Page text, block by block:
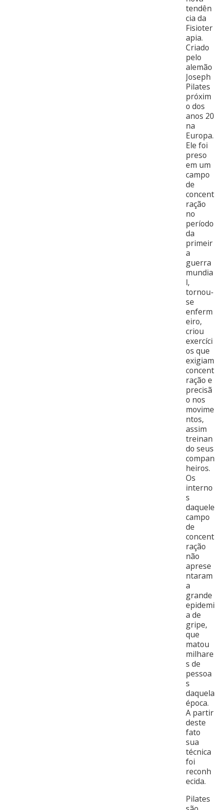
tendên
cia da
Fisioter
apia.
Criado
pelo
alemão
Joseph
Pilates
próxim
o dos
anos 20
na
Europa.
Ele foi
preso
em um
campo
de
concent
ração
no
período
da
primeir
a
guerra
mundia
l,
tornou-
se
enferm
eiro,
criou
exercíci
os que
exigiam
concent
ração e
precisã
o nos
movime
ntos,
assim
treinan
do seus
compan
heiros.
Os
interno
s
daquele
campo
de
concent
ração
não
aprese
ntaram
a
grande
epidemi
a de
gripe,
que
matou
milhare
s de
pessoa
s
daquela
época.
A partir
deste
fato
sua
técnica
foi
reconh
ecida.
Pilates